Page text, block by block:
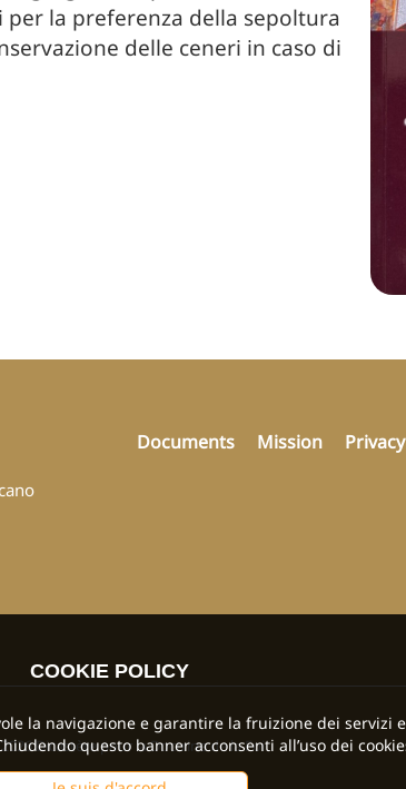
la preferenza della sepoltura
delle ceneri in caso di
Documents Mission
Dicastère pour la Doctrine de la Foi
COOKIE POLICY
la navigazione e garantire la fruizione dei servizi
questo banner acconsenti all’uso dei